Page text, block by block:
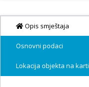
Opis smještaja
Osnovni podaci
Lokacija objekta na karti